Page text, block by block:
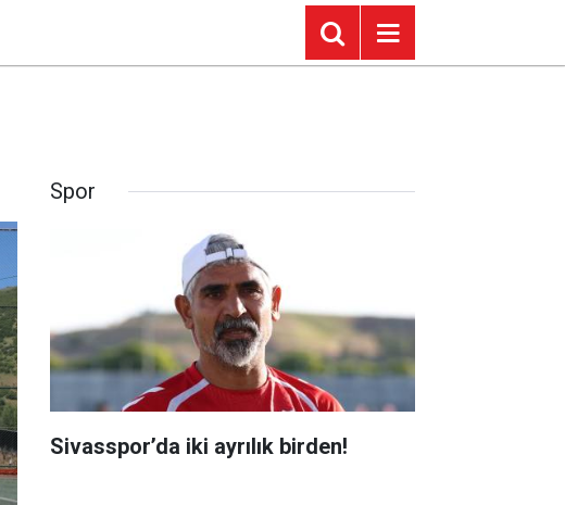
Spor
Sivasspor’da iki ayrılık birden!